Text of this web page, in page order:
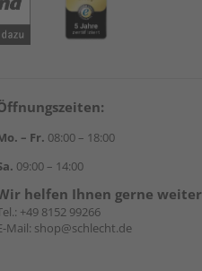
– Fr. 08:00 – 18:00
09:00 – 14:00
helfen Ihnen gerne weiter
+49 8152 99266
Mail: shop@schlecht.de